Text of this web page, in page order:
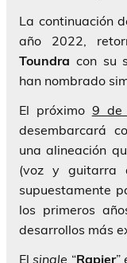
La continuación
año 2022,
Toundra con su
han nombrado
El próximo 9 de
desembarcará
una alineación
(voz y guitarra
supuestamente
los primeros
desarrollos más
Elsingle “Rapier”